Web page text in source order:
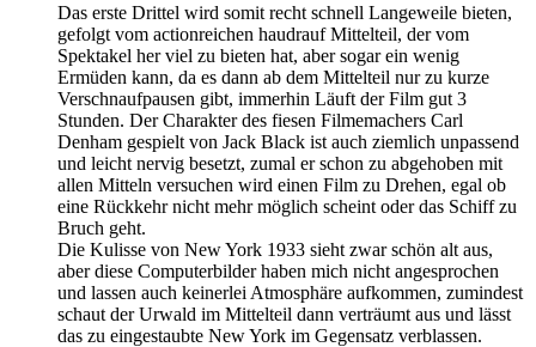
Das erste Drittel wird somit recht schnell Langeweile bieten,
gefolgt vom actionreichen haudrauf Mittelteil, der vom
Spektakel her viel zu bieten hat, aber sogar ein wenig
Ermüden kann, da es dann ab dem Mittelteil nur zu kurze
Verschnaufpausen gibt, immerhin Läuft der Film gut 3
Stunden. Der Charakter des fiesen Filmemachers Carl
Denham gespielt von Jack Black ist auch ziemlich unpassend
und leicht nervig besetzt, zumal er schon zu abgehoben mit
allen Mitteln versuchen wird einen Film zu Drehen, egal ob
eine Rückkehr nicht mehr möglich scheint oder das Schiff zu
Bruch geht.
Die Kulisse von New York 1933 sieht zwar schön alt aus,
aber diese Computerbilder haben mich nicht angesprochen
und lassen auch keinerlei Atmosphäre aufkommen, zumindest
schaut der Urwald im Mittelteil dann verträumt aus und lässt
das zu eingestaubte New York im Gegensatz verblassen.